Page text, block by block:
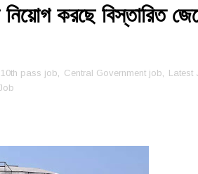
করছে বিস্তারিত
10th pass job, Central Government job, Latest